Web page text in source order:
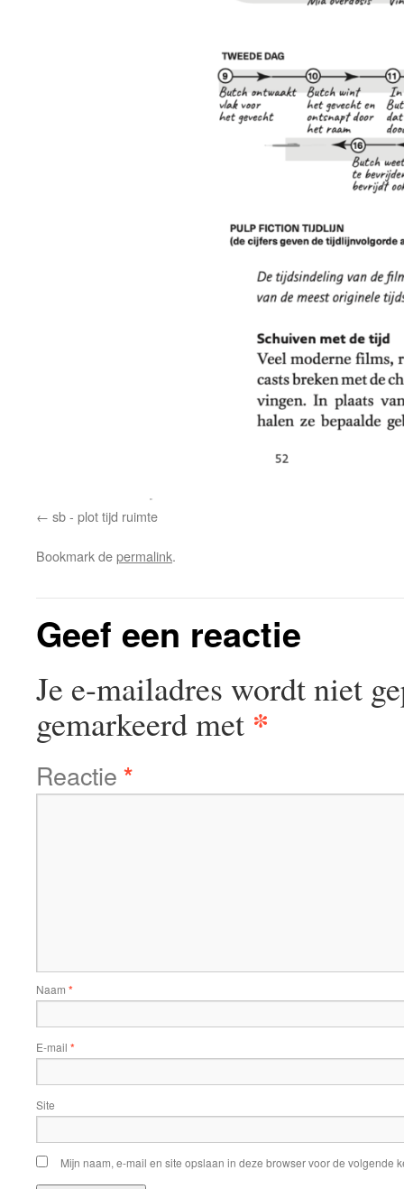
sb - plot tijd ruimte
Bookmark depermalink.
Geef een reactie
Je e-mailadres wordt niet
gemarkeerd met *
Reactie *
Naam *
E-mail *
Site
Mijn naam, e-mail en site opslaan in deze browser voor de volgende